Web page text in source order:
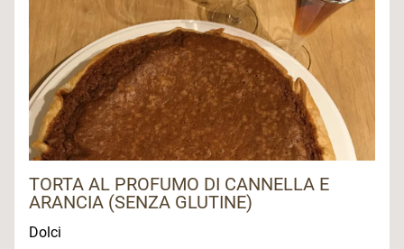
TORTA AL PROFUMO DI CANNELLA E
ARANCIA (SENZA GLUTINE)
Dolci